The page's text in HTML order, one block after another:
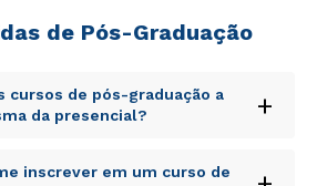
de Pós-Graduação
cursos de pós-graduação a
da presencial?
+
unde omnis iste natus error sit
inscrever em um curso de
ou